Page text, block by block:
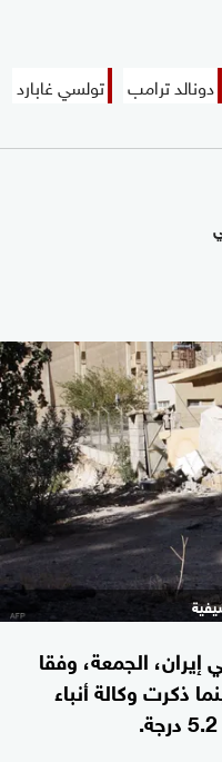
دونالد ترامب تولسي غابارد
درجة شمالي إيران، الجمعة، وفقا
ذكرت وكالة أنباء